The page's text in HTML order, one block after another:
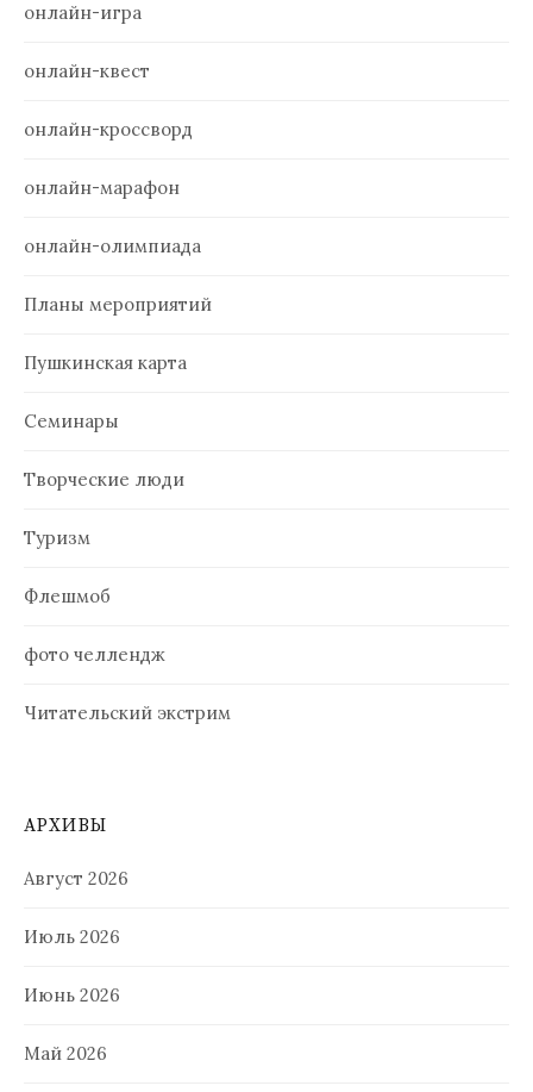
онлайн-игра
онлайн-квест
онлайн-кроссворд
онлайн-марафон
онлайн-олимпиада
Планы мероприятий
Пушкинская карта
Семинары
Творческие люди
Туризм
Флешмоб
фото челлендж
Читательский экстрим
АРХИВЫ
Август 2026
Июль 2026
Июнь 2026
Май 2026